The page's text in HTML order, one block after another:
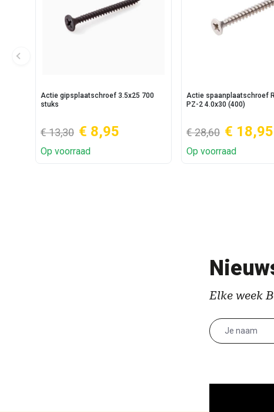
Actie gipsplaatschroef 3.5x25 700
stuks
€ 13,30 € 8,95
Op voorraad
Actie spaanplaatschroef
PZ-2 4.0x30 (400)
€ 28,60 € 18,95
Op voorraad
Elke week